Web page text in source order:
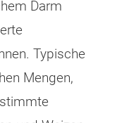
Darm
Typische
Mengen,